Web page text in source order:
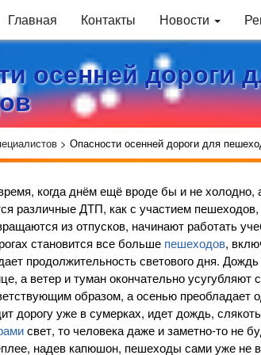
Главная Контакты Новости
осенней дороги
> Опасности осенней дороги для
когда днём ещё вроде бы и не холодно,
различные ДТП, как с участием пешеходов,
из отпусков, начинают работать
становится все больше пешеходов,
продолжительность светового дня.
а ветер и туман окончательно усугубляют
образом, а осенью преобладает
дорогу уже в сумерках, идет дождь,
свет, то человека даже и заметно-то не
надев капюшон, пешеходы сами уже не